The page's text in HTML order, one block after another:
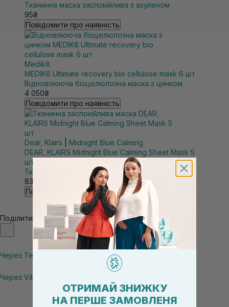
Тканинна маска заспокійлива з азуленом
95₴
Повідомити про наявність
Medik8
MEDIK8 Ultimate recovery bio cellulose mask 6 шт
Відновлююча біоцелюлозна маска з цинком
4 050₴
Повідомити про наявність
Dear, Klairs
Midnight Blue Calming
DEAR, KLAIRS Midnight Blue Calming Sheet Mask 5
шт
Тканинна заспокійлива маска
835₴
Повідомити про наявність
Поділитись
Через Telegram
Через Viber
ОТРИМАЙ ЗНИЖКУ
НА ПЕРШЕ ЗАМОВЛЕНЯ